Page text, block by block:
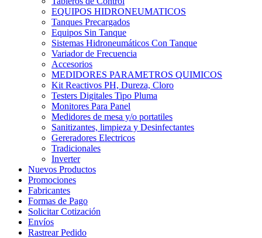
EQUIPOS HIDRONEUMATICOS
Tanques Precargados
Equipos Sin Tanque
Sistemas Hidroneumáticos Con Tanque
Variador de Frecuencia
Accesorios
MEDIDORES PARAMETROS QUIMICOS
Kit Reactivos PH, Dureza, Cloro
Testers Digitales Tipo Pluma
Monitores Para Panel
Medidores de mesa y/o portatiles
Sanitizantes, limpieza y Desinfectantes
Gereradores Electricos
Tradicionales
Inverter
Nuevos Productos
Promociones
Fabricantes
Formas de Pago
Solicitar Cotización
Envíos
Rastrear Pedido